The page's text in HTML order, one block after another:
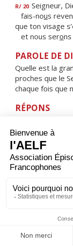
R/ 20 Seigneur,
fais-nous
que ton visage
et nous sero
PAROLE DE
Quelle est la
proches que le
chaque fois que
RÉPONS
il écoute leur cri,
ORAISON
Dieu éternel et
ni obscur,
ta route d’un